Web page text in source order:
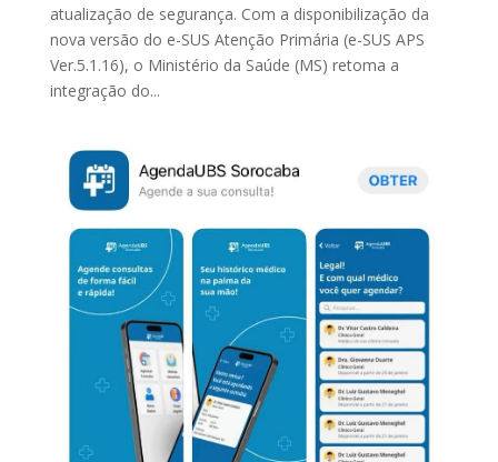
atualização de segurança. Com a disponibilização da
nova versão do e-SUS Atenção Primária (e-SUS APS
Ver.5.1.16), o Ministério da Saúde (MS) retoma a
integração do...